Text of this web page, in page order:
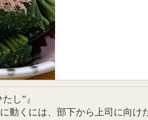
し”』
動くには、部下から上司に向け